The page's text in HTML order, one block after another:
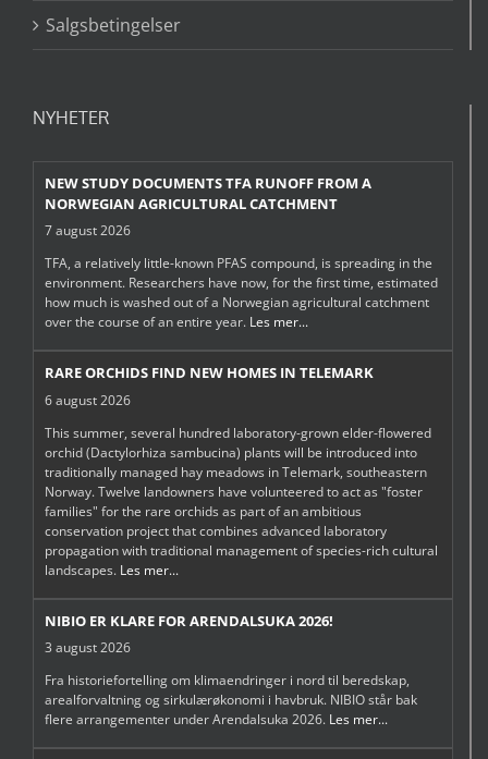
Salgsbetingelser
NYHETER
NEW STUDY DOCUMENTS TFA RUNOFF FROM A
NORWEGIAN AGRICULTURAL CATCHMENT
7 august 2026
TFA, a relatively little-known PFAS compound, is spreading in the
environment. Researchers have now, for the first time, estimated
how much is washed out of a Norwegian agricultural catchment
over the course of an entire year. Les mer...
RARE ORCHIDS FIND NEW HOMES IN TELEMARK
6 august 2026
This summer, several hundred laboratory-grown elder-flowered
orchid (Dactylorhiza sambucina) plants will be introduced into
traditionally managed hay meadows in Telemark, southeastern
Norway. Twelve landowners have volunteered to act as "foster
families" for the rare orchids as part of an ambitious
conservation project that combines advanced laboratory
propagation with traditional management of species-rich cultural
landscapes. Les mer...
NIBIO ER KLARE FOR ARENDALSUKA 2026!
3 august 2026
Fra historiefortelling om klimaendringer i nord til beredskap,
arealforvaltning og sirkulærøkonomi i havbruk. NIBIO står bak
flere arrangementer under Arendalsuka 2026. Les mer...